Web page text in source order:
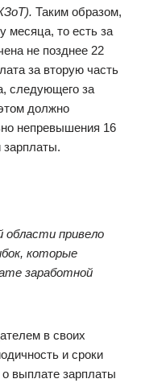
Таким образом,
месяца, то есть за
не позднее 22
за вторую часть
следующего за
должно
непревышения 16
области привело
которые
заработной
в своих
и сроки
выплате зарплаты